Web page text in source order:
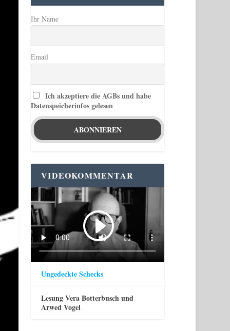
Ihr Name
Email
Ich akzeptiere die AGBs und habe
Datenspeicherinfos gelesen
VIDEOKOMMENTAR
Ungedeckte Schecks
Lesung Vera Botterbusch und
Arwed Vogel